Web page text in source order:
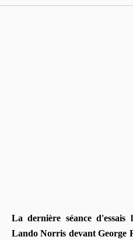
La dernière séance
Lando Norris devant George